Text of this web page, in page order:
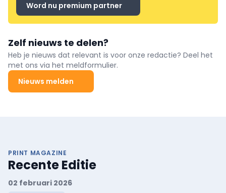
Word nu premium partner
Zelf nieuws te delen?
Heb je nieuws dat relevant is voor onze redactie? Deel het
met ons via het meldformulier.
Nieuws melden
PRINT MAGAZINE
Recente Editie
02 februari 2026